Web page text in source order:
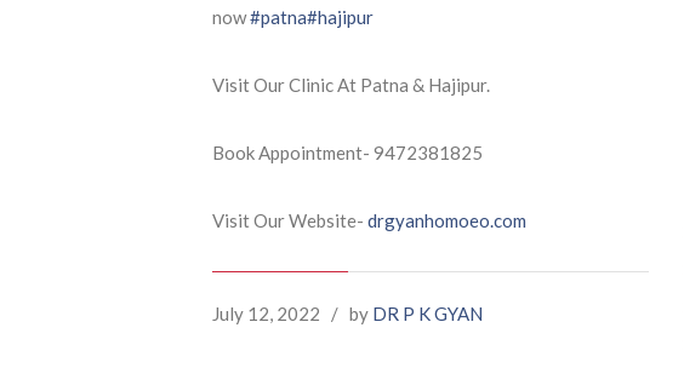
now#patna#hajipur
Visit Our Clinic At Patna & Hajipur.
Book Appointment- 9472381825
Visit Our Website- drgyanhomoeo.com
July 12, 2022 / by DR P K GYAN